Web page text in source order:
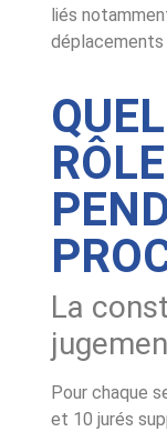
liés
déplacements
La
Pour chaque
et 10 jurés